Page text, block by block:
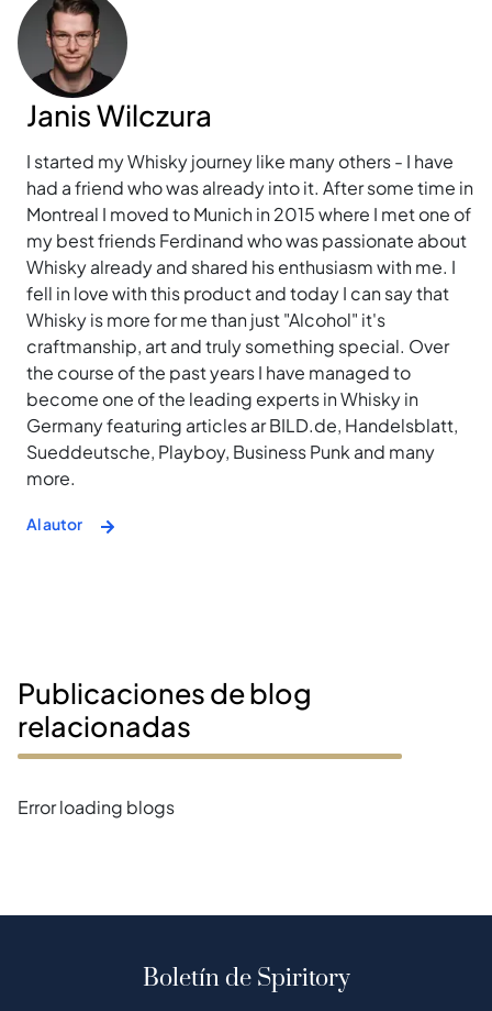
Janis Wilczura
I started my Whisky journey like many others - I have
had a friend who was already into it. After some time in
Montreal I moved to Munich in 2015 where I met one of
my best friends Ferdinand who was passionate about
Whisky already and shared his enthusiasm with me. I
fell in love with this product and today I can say that
Whisky is more for me than just "Alcohol" it's
craftmanship, art and truly something special. Over
the course of the past years I have managed to
become one of the leading experts in Whisky in
Germany featuring articles ar BILD.de, Handelsblatt,
Sueddeutsche, Playboy, Business Punk and many
more.
Al autor
Publicaciones de blog
relacionadas
Error loading blogs
Boletín de Spiritory